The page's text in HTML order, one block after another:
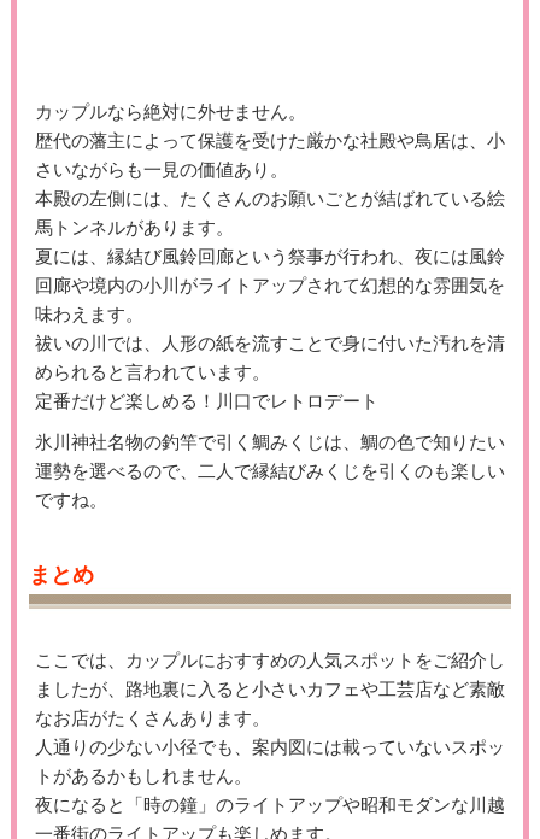
カップルなら絶対に外せません。
歴代の藩主によって保護を受けた厳かな社殿や鳥居は、小
さいながらも一見の価値あり。
本殿の左側には、たくさんのお願いごとが結ばれている絵
馬トンネルがあります。
夏には、縁結び風鈴回廊という祭事が行われ、夜には風鈴
回廊や境内の小川がライトアップされて幻想的な雰囲気を
味わえます。
祓いの川では、人形の紙を流すことで身に付いた汚れを清
められると言われています。
定番だけど楽しめる！川口でレトロデート
氷川神社名物の釣竿で引く鯛みくじは、鯛の色で知りたい
運勢を選べるので、二人で縁結びみくじを引くのも楽しい
ですね。
まとめ
ここでは、カップルにおすすめの人気スポットをご紹介し
ましたが、路地裏に入ると小さいカフェや工芸店など素敵
なお店がたくさんあります。
人通りの少ない小径でも、案内図には載っていないスポッ
トがあるかもしれません。
夜になると「時の鐘」のライトアップや昭和モダンな川越
一番街のライトアップも楽しめます。